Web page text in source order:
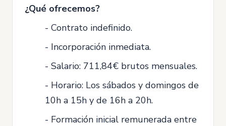
¿Qué ofrecemos?
- Contrato indefinido.
- Incorporación inmediata.
- Salario: 711,84€ brutos mensuales.
- Horario: Los sábados y domingos de
10h a 15h y de 16h a 20h.
- Formación inicial remunerada entre